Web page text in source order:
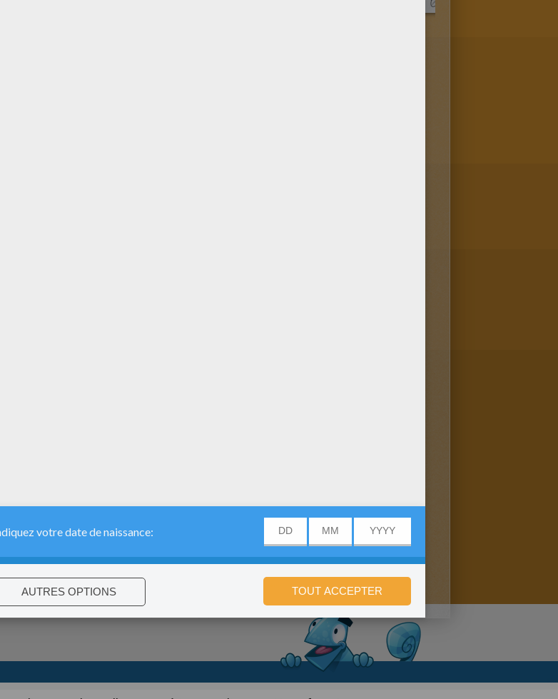
6700 km de long. Il fait partie des plus long fleuves du monde. C'est aussi le
étaient très fertile en raison des crues qui déposaient de la boue
terres de culture.